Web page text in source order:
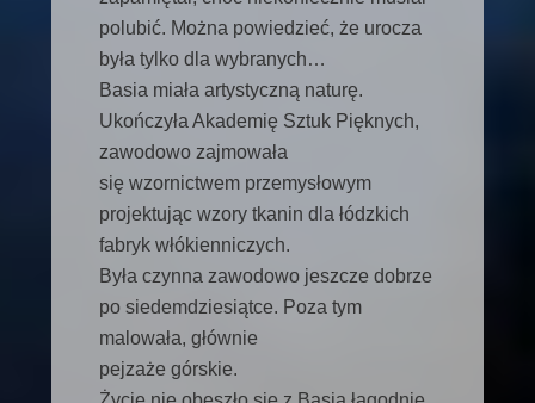
polubić. Można powiedzieć, że urocza
była tylko dla wybranych…
Basia miała artystyczną naturę.
Ukończyła Akademię Sztuk Pięknych,
zawodowo zajmowała
się wzornictwem przemysłowym
projektując wzory tkanin dla łódzkich
fabryk włókienniczych.
Była czynna zawodowo jeszcze dobrze
po siedemdziesiątce. Poza tym
malowała, głównie
pejzaże górskie.